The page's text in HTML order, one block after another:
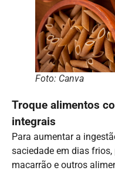
Foto: Canva
Troque alimentos
integrais
Para aumentar a
saciedade em dias
macarrão e outros